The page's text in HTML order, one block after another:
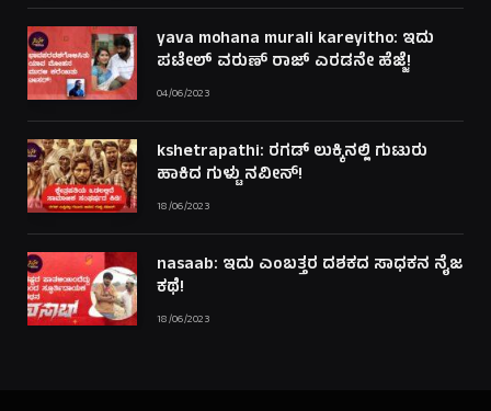
yava mohana murali kareyitho: ಇದು
ಪಟೇಲ್ ವರುಣ್ ರಾಜ್ ಎರಡನೇ ಹೆಜ್ಜೆ!
04/06/2023
kshetrapathi: ರಗಡ್ ಲುಕ್ಕಿನಲ್ಲಿ ಗುಟುರು
ಹಾಕಿದ ಗುಳ್ಟು ನವೀನ್!
18/06/2023
nasaab: ಇದು ಎಂಬತ್ತರ ದಶಕದ ಸಾಧಕನ ನೈಜ
ಕಥೆ!
18/06/2023